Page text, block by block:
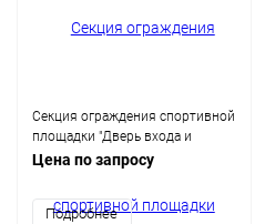
Секция ограждения спортивной
площадки "Дверь входа и
выхода"
Цена по запросу
Подробнее